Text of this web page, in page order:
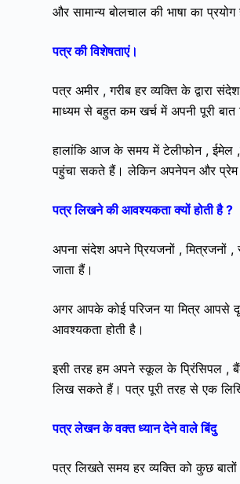
और सामान्य बोलचाल की भाषा का
पत्र की विशेषताएं।
पत्र अमीर , गरीब हर व्यक्ति के द्वारा
माध्यम से बहुत कम खर्च में अपनी पूरी
हालांकि आज के समय में टेलीफोन , ईमेल
पहुंचा सकते हैं। लेकिन अपनेपन और प्रेम को
पत्र लिखने की आवश्यकता क्यों होती है ?
अपना संदेश अपने प्रियजनों , मित्रजनों ,
जाता हैं।
अगर आपके कोई परिजन या मित्र आपसे
आवश्यकता होती है।
इसी तरह हम अपने स्कूल के प्रिंसिपल , बैंक
लिख सकते हैं। पत्र पूरी तरह से एक
पत्र लेखन के वक्त ध्यान देने वाले बिंदु
पत्र लिखते समय हर व्यक्ति को कुछ बातों